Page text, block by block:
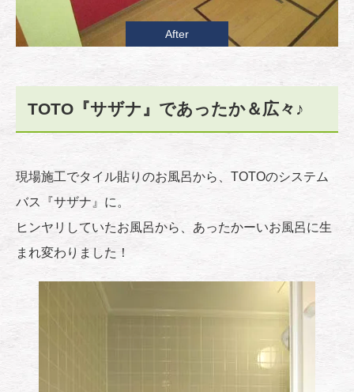
After
TOTO『サザナ』であったか＆広々♪
現場施工でタイル貼りのお風呂から、TOTOのシステム
バス『サザナ』に。
ヒンヤリしていたお風呂から、あったかーいお風呂に生
まれ変わりました！